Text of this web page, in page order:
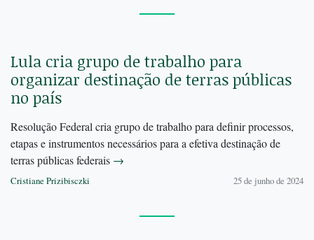
Lula cria grupo de trabalho para
organizar destinação de terras públicas
no país
Resolução Federal cria grupo de trabalho para definir processos,
etapas e instrumentos necessários para a efetiva destinação de
terras públicas federais →
Cristiane Prizibisczki 25 de junho de 2024